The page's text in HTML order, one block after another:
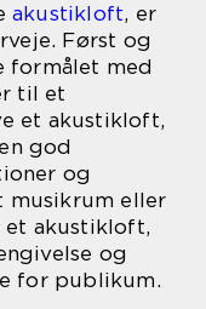
akustikloft, er
Først og
formålet med
til et
et akustikloft,
god
og
musikrum eller
et akustikloft,
og
for publikum.